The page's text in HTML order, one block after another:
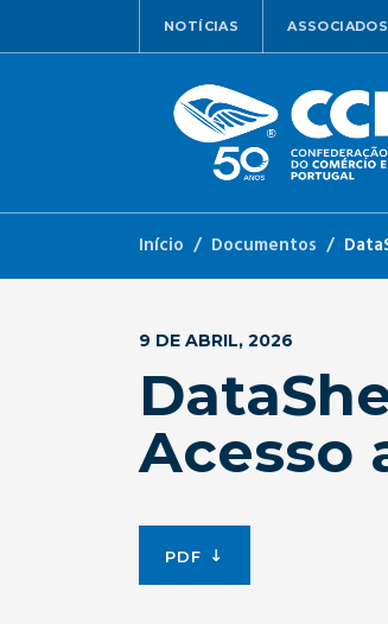
NOTÍCIAS ASSOCIADOS
Início Documentos
9 DE ABRIL, 2026
Acesso
PDF